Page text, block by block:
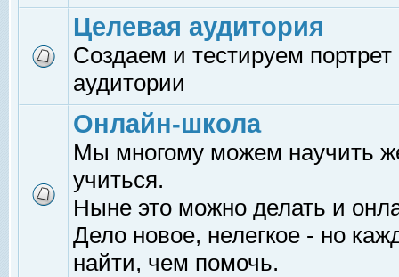
Целевая аудитория
Создаем и тестируем
аудитории
Онлайн-школа
Мы многому можем научить
учиться.
Ныне это можно делать и
Дело новое, нелегкое - но
найти, чем помочь.